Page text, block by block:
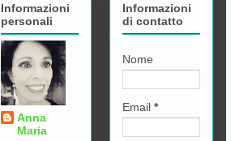
Informazioni
personali
Anna
Maria
Informazioni
di contatto
Nome
Email *